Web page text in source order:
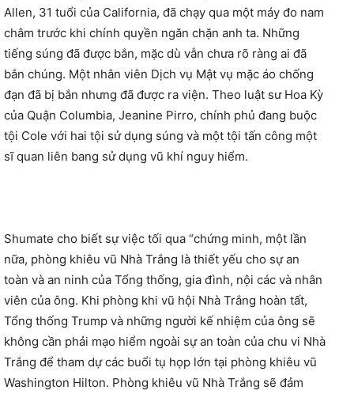
Allen, 31 tuổi của California, đã chạy qua một máy đo nam
châm trước khi chính quyền ngăn chặn anh ta. Những
tiếng súng đã được bắn, mặc dù vẫn chưa rõ ràng ai đã
bắn chúng. Một nhân viên Dịch vụ Mật vụ mặc áo chống
đạn đã bị bắn nhưng đã được ra viện. Theo luật sư Hoa Kỳ
của Quận Columbia, Jeanine Pirro, chính phủ đang buộc
tội Cole với hai tội sử dụng súng và một tội tấn công một
sĩ quan liên bang sử dụng vũ khí nguy hiểm.
Shumate cho biết sự việc tối qua “chứng minh, một lần
nữa, phòng khiêu vũ Nhà Trắng là thiết yếu cho sự an
toàn và an ninh của Tổng thống, gia đình, nội các và nhân
viên của ông. Khi phòng khi vũ hội Nhà Trắng hoàn tất,
Tổng thống Trump và những người kế nhiệm của ông sẽ
không cần phải mạo hiểm ngoài sự an toàn của chu vi Nhà
Trắng để tham dự các buổi tụ họp lớn tại phòng khiêu vũ
Washington Hilton. Phòng khiêu vũ Nhà Trắng sẽ đảm